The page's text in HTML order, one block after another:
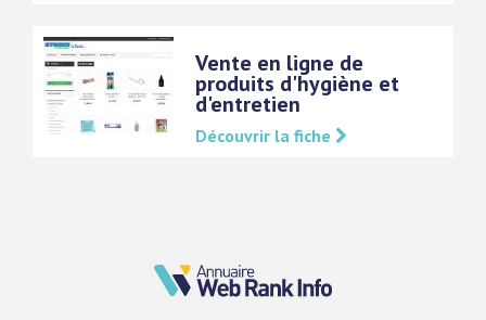
Vente en ligne de
produits d'hygiène et
d'entretien
Découvrir la fiche